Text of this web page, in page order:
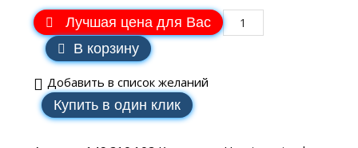
Лучшая цена для Вас
В корзину
Добавить в список желаний
Купить в один клик